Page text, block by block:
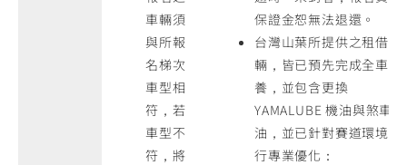
車輛須
與所報
名梯次
車型相
符，若
車型不
符，將
保證金恕無法退還。
台灣山葉所提供之租借車
輛，皆已預先完成全車保
養，並包含更換
YAMALUBE 機油與煞車
油，並已針對賽道環境進
行專業優化：